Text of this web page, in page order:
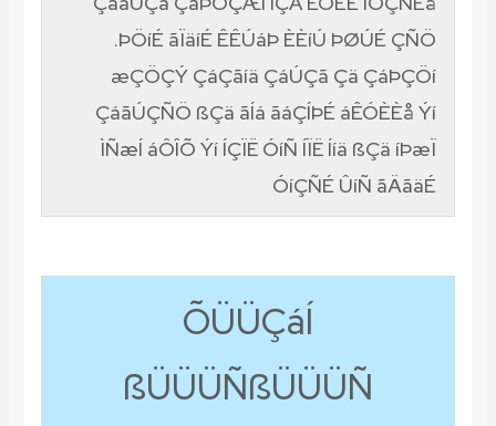
ÞÖíÉ ãÏäíÉ ÊÊÚáÞ ÈÈíÚ ÞØÚÉ ÇÑÖ.
æÇÖÇÝ ÇáÇãíä ÇáÚÇã Çä ÇáÞÇÖí
ÇáãÚÇÑÖ ßÇä ãÍá ãáÇÍÞÉ áÊÓÈÈå Ýí
ÌÑæÍ áÔÎÕ Ýí ÍÇÏË ÓíÑ ÍÏË Ííä ßÇä íÞæÏ
ÓíÇÑÉ ÛíÑ ãÄãäÉ
ÕÜÜÇáÍ
ßÜÜÜÑßÜÜÜÑ